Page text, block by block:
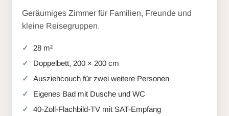
Geräumiges Zimmer für Familien, Freunde und
kleine Reisegruppen.
28 m²
Doppelbett, 200 × 200 cm
Ausziehcouch für zwei weitere Personen
Eigenes Bad mit Dusche und WC
40-Zoll-Flachbild-TV mit SAT-Empfang